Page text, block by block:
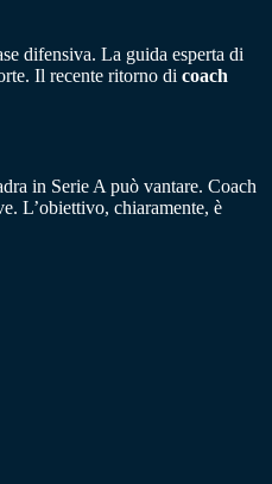
difensiva. La guida esperta di
Il recente ritorno di coach
in Serie A può vantare. Coach
L’obiettivo, chiaramente, è